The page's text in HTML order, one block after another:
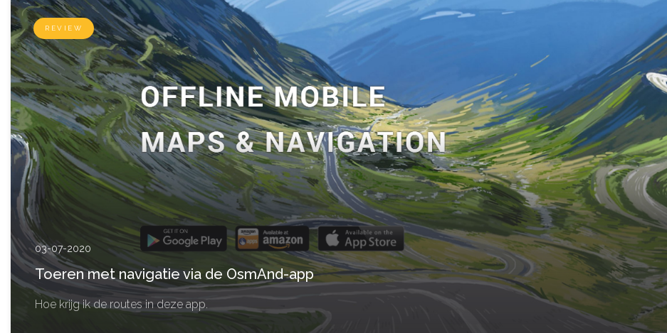
REVIEW
03-07-2020
Toeren met navigatie via de OsmAnd-app
Hoe krijg ik de routes in deze app.